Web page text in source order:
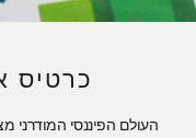
כרטיס
העולם הפיננסי המודרני